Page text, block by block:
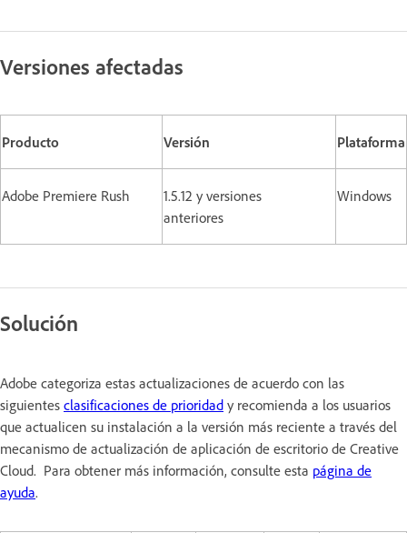
Versiones afectadas
Producto Versión Plataforma
Adobe Premiere Rush
1.5.12 y versiones
anteriores
Windows
Solución
Adobe categoriza estas actualizaciones de acuerdo con las
siguientes clasificaciones de prioridad y recomienda a los usuarios
que actualicen su instalación a la versión más reciente a través del
mecanismo de actualización de aplicación de escritorio de Creative
Cloud. Para obtener más información, consulte esta página de
ayuda.